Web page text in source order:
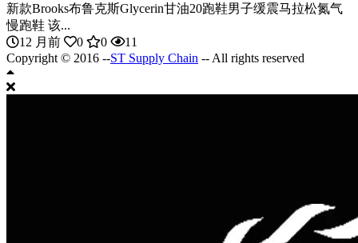
新款Brooks布鲁克斯Glycerin甘油20跑鞋男子缓震马拉松氮气
慢跑鞋 该...
12 月前
0 0
11
Copyright © 2016 --ST Supply Chain -- All rights reserved